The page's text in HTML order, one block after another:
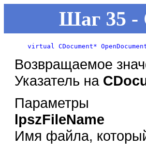
Шаг 35 -
Возвращаемое
Указатель на
Параметры
lpszFileName
Имя файла,